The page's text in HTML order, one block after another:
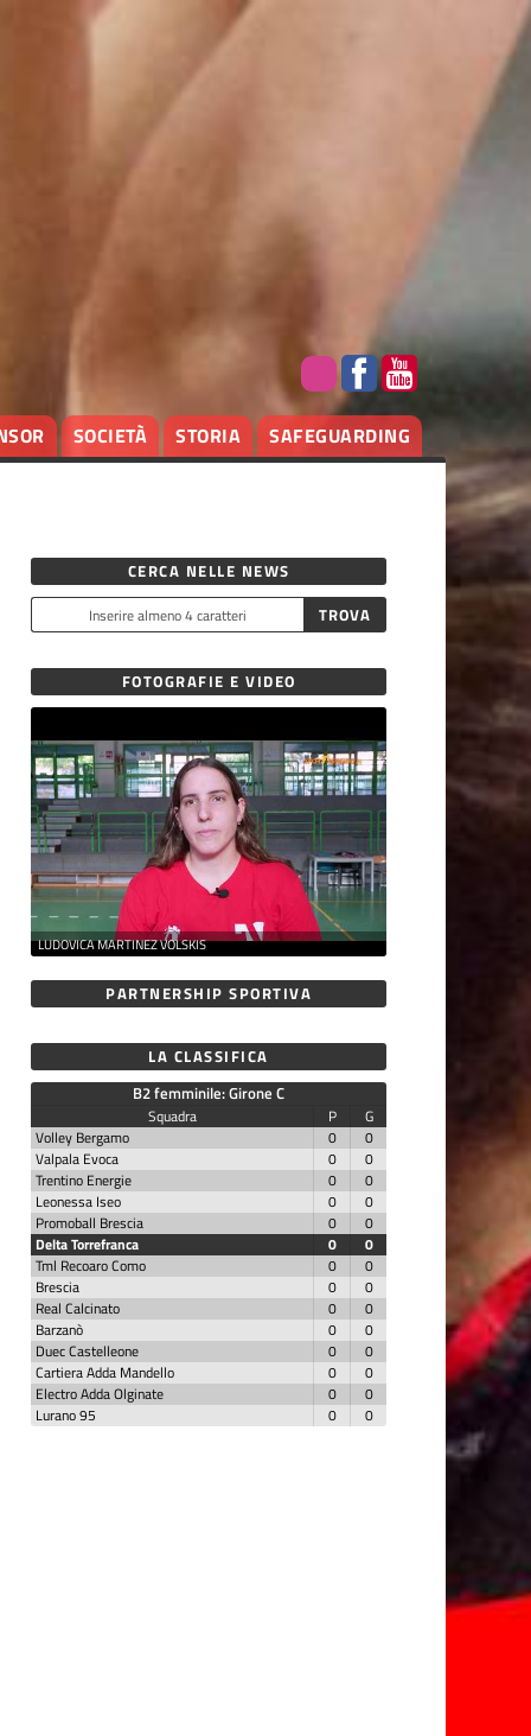
SOCIETÀ STORIA SAFEGUARDING
CERCA NELLE NEWS
FOTOGRAFIE E VIDEO
LUDOVICA MARTINEZ VOLSKIS
PARTNERSHIP SPORTIVA
LA CLASSIFICA
B2 femminile: Girone C
Squadra P
G
Volley Bergamo
0
0
Valpala Evoca
0
0
Trentino Energie
0
0
Leonessa Iseo
0
0
Promoball Brescia
0
0
Delta Torrefranca
0
0
Tml Recoaro Como
0
0
Brescia
0
0
Real Calcinato
0
0
Barzanò
0
0
Duec Castelleone
0
0
Cartiera Adda Mandello
0
0
Electro Adda Olginate
0
0
Lurano 95
0 0